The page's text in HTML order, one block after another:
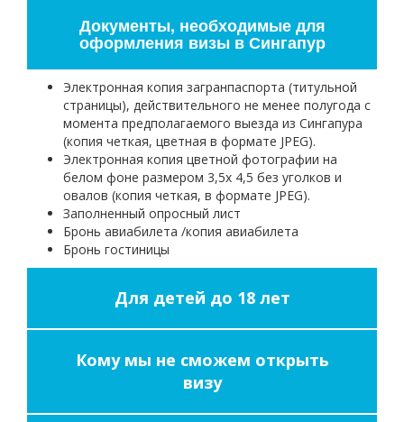
Документы, необходимые для
оформления визы в Сингапур
Электронная копия загранпаспорта (титульной
страницы), действительного не менее полугода с
момента предполагаемого выезда из Сингапура
(копия четкая, цветная в формате JPEG).
Электронная копия цветной фотографии на
белом фоне размером 3,5х 4,5 без уголков и
овалов (копия четкая, в формате JPEG).
Заполненный опросный лист
Бронь авиабилета /копия авиабилета
Бронь гостиницы
Для детей до 18 лет
Кому мы не сможем открыть
визу